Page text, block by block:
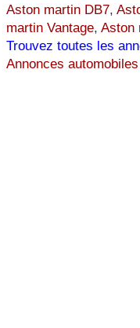
Aston martin DB7,
martin Vantage, Aston
Trouvez toutes les
Annonces